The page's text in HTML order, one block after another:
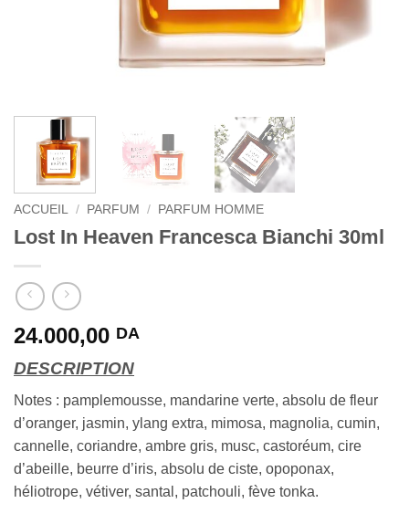
ACCUEIL / PARFUM / PARFUM HOMME
Lost In Heaven Francesca Bianchi 30ml
24.000,00 DA
DESCRIPTION
Notes : pamplemousse, mandarine verte, absolu de fleur
d’oranger, jasmin, ylang extra, mimosa, magnolia, cumin,
cannelle, coriandre, ambre gris, musc, castoréum, cire
d’abeille, beurre d’iris, absolu de ciste, opoponax,
héliotrope, vétiver, santal, patchouli, fève tonka.